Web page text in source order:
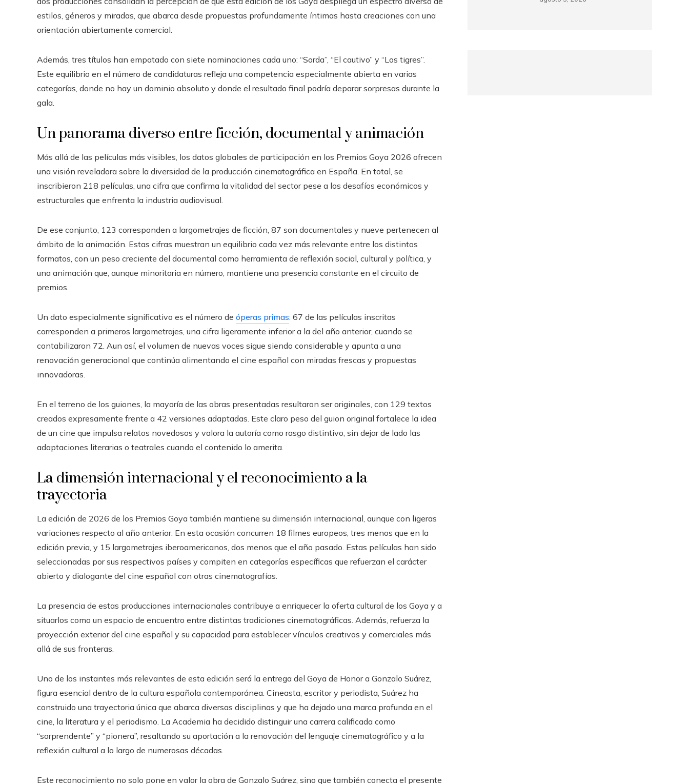
estilos, géneros y miradas, que abarca desde propuestas profundamente íntimas hasta creaciones con una
orientación abiertamente comercial.
Además, tres títulos han empatado con siete nominaciones cada uno: “Sorda”, “El cautivo” y “Los tigres”.
Este equilibrio en el número de candidaturas refleja una competencia especialmente abierta en varias
categorías, donde no hay un dominio absoluto y donde el resultado final podría deparar sorpresas durante la
gala.
Un panorama diverso entre ficción, documental y animación
Más allá de las películas más visibles, los datos globales de participación en los Premios Goya 2026 ofrecen
una visión reveladora sobre la diversidad de la producción cinematográfica en España. En total, se
inscribieron 218 películas, una cifra que confirma la vitalidad del sector pese a los desafíos económicos y
estructurales que enfrenta la industria audiovisual.
De ese conjunto, 123 corresponden a largometrajes de ficción, 87 son documentales y nueve pertenecen al
ámbito de la animación. Estas cifras muestran un equilibrio cada vez más relevante entre los distintos
formatos, con un peso creciente del documental como herramienta de reflexión social, cultural y política, y
una animación que, aunque minoritaria en número, mantiene una presencia constante en el circuito de
premios.
Un dato especialmente significativo es el número de óperas primas: 67 de las películas inscritas
corresponden a primeros largometrajes, una cifra ligeramente inferior a la del año anterior, cuando se
contabilizaron 72. Aun así, el volumen de nuevas voces sigue siendo considerable y apunta a una
renovación generacional que continúa alimentando el cine español con miradas frescas y propuestas
innovadoras.
En el terreno de los guiones, la mayoría de las obras presentadas resultaron ser originales, con 129 textos
creados expresamente frente a 42 versiones adaptadas. Este claro peso del guion original fortalece la idea
de un cine que impulsa relatos novedosos y valora la autoría como rasgo distintivo, sin dejar de lado las
adaptaciones literarias o teatrales cuando el contenido lo amerita.
La dimensión internacional y el reconocimiento a la
trayectoria
La edición de 2026 de los Premios Goya también mantiene su dimensión internacional, aunque con ligeras
variaciones respecto al año anterior. En esta ocasión concurren 18 filmes europeos, tres menos que en la
edición previa, y 15 largometrajes iberoamericanos, dos menos que el año pasado. Estas películas han sido
seleccionadas por sus respectivos países y compiten en categorías específicas que refuerzan el carácter
abierto y dialogante del cine español con otras cinematografías.
La presencia de estas producciones internacionales contribuye a enriquecer la oferta cultural de los Goya y a
situarlos como un espacio de encuentro entre distintas tradiciones cinematográficas. Además, refuerza la
proyección exterior del cine español y su capacidad para establecer vínculos creativos y comerciales más
allá de sus fronteras.
Uno de los instantes más relevantes de esta edición será la entrega del Goya de Honor a Gonzalo Suárez,
figura esencial dentro de la cultura española contemporánea. Cineasta, escritor y periodista, Suárez ha
construido una trayectoria única que abarca diversas disciplinas y que ha dejado una marca profunda en el
cine, la literatura y el periodismo. La Academia ha decidido distinguir una carrera calificada como
“sorprendente” y “pionera”, resaltando su aportación a la renovación del lenguaje cinematográfico y a la
reflexión cultural a lo largo de numerosas décadas.
Este reconocimiento no solo pone en valor la obra de Gonzalo Suárez, sino que también conecta el presente